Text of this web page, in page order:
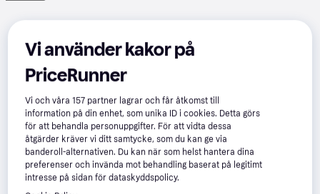
Vi använder kakor på
PriceRunner
Vi och våra157 partner lagrar och får åtkomst till
information på din enhet, som unika ID i cookies. Detta görs
för att behandla personuppgifter. För att vidta dessa
åtgärder kräver vi ditt samtycke, som du kan ge via
banderoll-alternativen. Du kan när som helst hantera dina
preferenser och invända mot behandling baserat på legitimt
intresse på sidan för dataskyddspolicy.